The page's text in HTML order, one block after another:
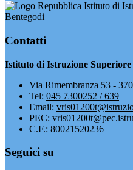
Istituto di
Bentegodi
Contatti
Istituto di Istruzione Superiore
Via Rimembranza 53 -
Tel: 045 7300252 / 639
Email:
PEC:
C.F.: 80021520236
Seguici su